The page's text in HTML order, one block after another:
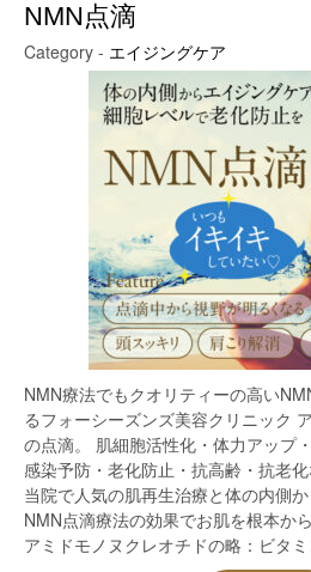
NMN点滴
Category - エイジングケア
NMN療法でもクオリティーの高い
るフォーシーズンズ美容クリニック
の点滴。 肌細胞活性化・体力アップ
感染予防・老化防止・抗高齢・抗老
当院で人気の肌再生治療と体の内側
NMN点滴療法の効果でお肌を根本か
アミドモノヌクレオチドの略：ビタ